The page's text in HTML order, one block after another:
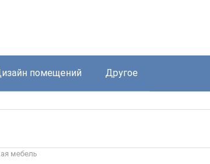
помещений Другое
мебель